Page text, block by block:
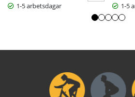
1-5 arbetsdagar
1-5